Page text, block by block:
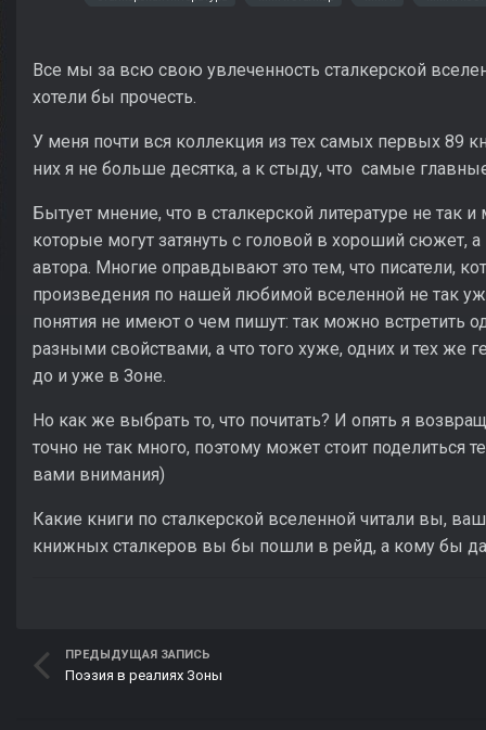
Все мы за всю свою увлеченность сталкерской
хотели бы прочесть.
У меня почти вся коллекция из тех самых первых 89
них я не больше десятка, а к стыду, что самые
Бытует мнение, что в сталкерской литературе не так
которые могут затянуть с головой в хороший сюжет,
автора. Многие оправдывают это тем, что писатели,
произведения по нашей любимой вселенной не так
понятия не имеют о чем пишут: так можно встретить
разными свойствами, а что того хуже, одних и тех же
до и уже в Зоне.
Но как же выбрать то, что почитать? И опять я
точно не так много, поэтому может стоит поделиться
вами внимания)
Какие книги по сталкерской вселенной читали вы,
книжных сталкеров вы бы пошли в рейд, а кому бы
ПРЕДЫДУЩАЯ ЗАПИСЬ
Поэзия в реалиях Зоны